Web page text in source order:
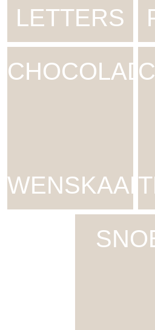
LETTERS